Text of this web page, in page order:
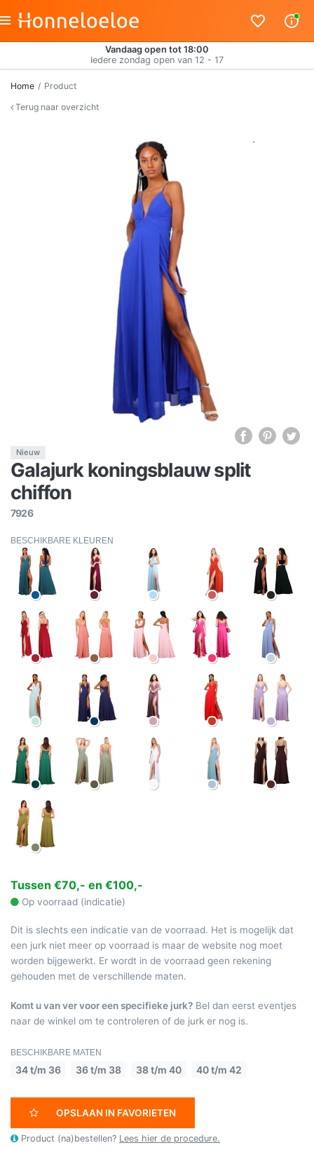
Vandaag open tot 18:00
Iedere zondag open van 12 - 17
Home
Product
Terug naar overzicht
Nieuw
Galajurk koningsblauw split
chiffon
7926
BESCHIKBARE KLEUREN
Tussen €70,- en €100,-
Op voorraad (indicatie)
Dit is slechts een indicatie van de voorraad. Het is mogelijk dat
een jurk niet meer op voorraad is maar de website nog moet
worden bijgewerkt. Er wordt in de voorraad geen rekening
gehouden met de verschillende maten.
Komt u van ver voor een specifieke jurk? Bel dan eerst eventjes
naar de winkel om te controleren of de jurk er nog is.
BESCHIKBARE MATEN
34 t/m 36 36 t/m 38 38 t/m 40 40 t/m 42
OPSLAAN IN FAVORIETEN
Product (na)bestellen? Lees hier de procedure.